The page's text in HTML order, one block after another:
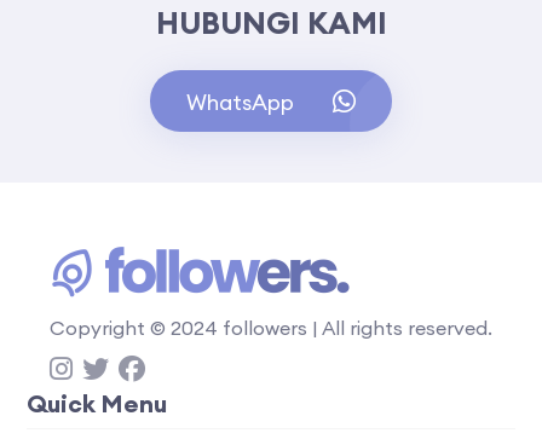
HUBUNGI KAMI
WhatsApp
Copyright © 2024 followers | All rights reserved.
Quick Menu